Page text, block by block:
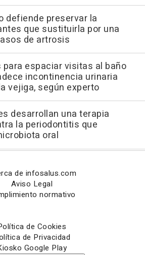
defiende preservar la
que sustituirla por una
de artrosis
para espaciar visitas al baño
incontinencia urinaria
vejiga, según experto
desarrollan una terapia
la periodontitis que
oral
de infosalus.com
Aviso Legal
normativo
de Cookies
de Privacidad
Google Play